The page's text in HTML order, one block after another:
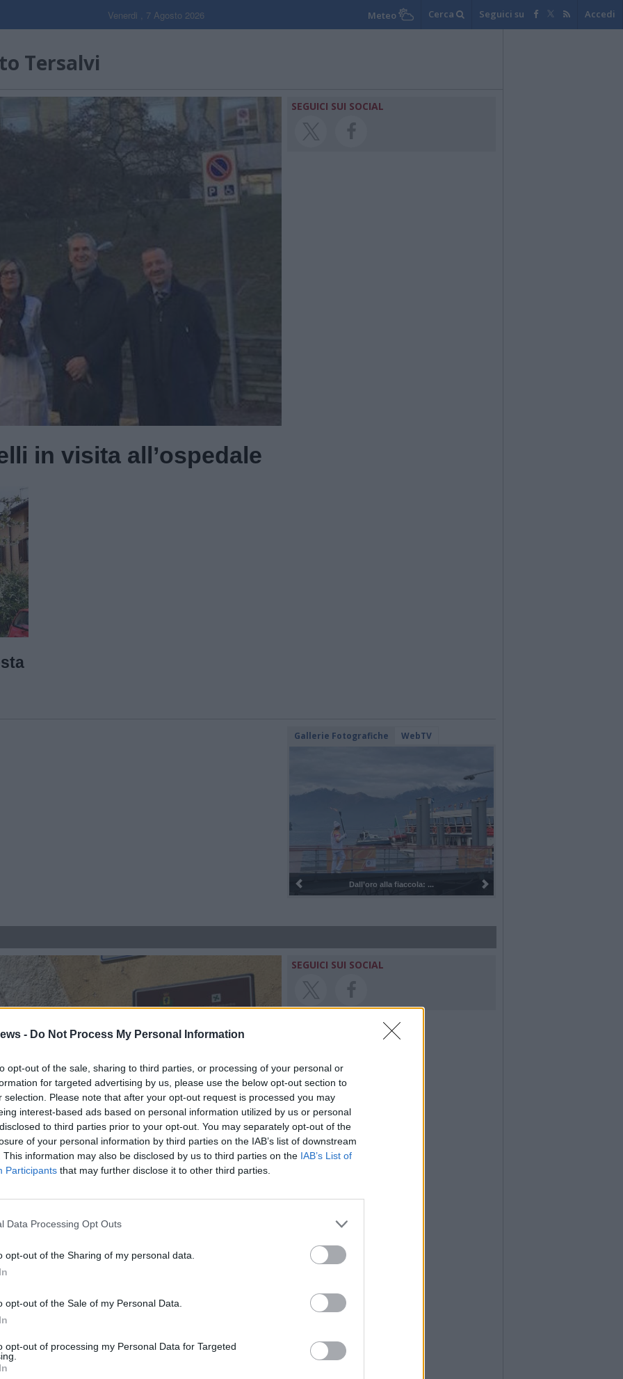
- Do Not Process My Personal Information
opt-out of the sale, sharing to third parties, or processing of your personal or
for targeted advertising by us, please use the below opt-out section to
selection. Please note that after your opt-out request is processed you may
interest-based ads based on personal information utilized by us or personal
to third parties prior to your opt-out. You may separately opt-out of the
of your personal information by third parties on the IAB’s list of downstream
This information may also be disclosed by us to third parties on the IAB’s List of
Participants that may further disclose it to other third parties.
Data Processing Opt Outs
opt-out of the Sharing of my personal data.
opt-out of the Sale of my Personal Data.
opt-out of processing my Personal Data for Targeted
Venerdi , 7 Agosto 2026 Meteo Cerca Seguici su Accedi
Tersalvi
in visita all’ospedale
SEGUICI SUI SOCIAL
Gallerie Fotografiche WebTV
I 100 anni del Corpo Musicale di
nei nuovi percorsi del
a un contributo
SEGUICI SUI SOCIAL